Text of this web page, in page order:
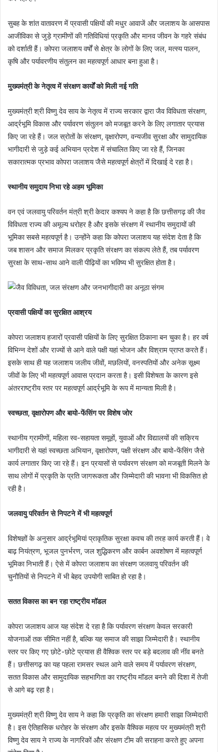
सुबह के शांत वातावरण में प्रवासी पक्षियों की मधुर आवाजें और जलाशय के आसपास
आजीविका से जुड़े ग्रामीणों की गतिविधियां प्रकृति और मानव जीवन के गहरे संबंध
को दर्शाती हैं। कोपरा जलाशय वर्षों से क्षेत्र के लोगों के लिए जल, मत्स्य पालन,
कृषि और पर्यावरणीय संतुलन का महत्वपूर्ण आधार बना हुआ है।
मुख्यमंत्री के नेतृत्व में संरक्षण कार्यों को मिली नई गति
मुख्यमंत्री श्री विष्णु देव साय के नेतृत्व में राज्य सरकार द्वारा जैव विविधता संरक्षण,
आर्द्रभूमि विकास और पर्यावरण संतुलन को मजबूत करने के लिए लगातार प्रयास
किए जा रहे हैं। जल स्रोतों के संरक्षण, वृक्षारोपण, वन्यजीव सुरक्षा और सामुदायिक
भागीदारी से जुड़े कई अभियान प्रदेश में संचालित किए जा रहे हैं, जिनका
सकारात्मक प्रभाव कोपरा जलाशय जैसे महत्वपूर्ण क्षेत्रों में दिखाई दे रहा है।
स्थानीय समुदाय निभा रहे अहम भूमिका
वन एवं जलवायु परिवर्तन मंत्री श्री केदार कश्यप ने कहा है कि छत्तीसगढ़ की जैव
विविधता राज्य की अमूल्य धरोहर है और इसके संरक्षण में स्थानीय समुदायों की
भूमिका सबसे महत्वपूर्ण है। उन्होंने कहा कि कोपरा जलाशय यह संदेश देता है कि
जब शासन और समाज मिलकर प्रकृति संरक्षण का संकल्प लेते हैं, तब पर्यावरण
सुरक्षा के साथ-साथ आने वाली पीढ़ियों का भविष्य भी सुरक्षित होता है।
प्रवासी पक्षियों का सुरक्षित आश्रय
कोपरा जलाशय हजारों प्रवासी पक्षियों के लिए सुरक्षित ठिकाना बन चुका है। हर वर्ष
विभिन्न देशों और राज्यों से आने वाले पक्षी यहां भोजन और विश्राम प्राप्त करते हैं।
इसके साथ ही यह जलाशय जलीय जीवों, मछलियों, वनस्पतियों और अनेक सूक्ष्म
जीवों के लिए भी महत्वपूर्ण आवास प्रदान करता है। इसी विशेषता के कारण इसे
अंतरराष्ट्रीय स्तर पर महत्वपूर्ण आर्द्रभूमि के रूप में मान्यता मिली है।
स्वच्छता, वृक्षारोपण और बायो-फेंसिंग पर विशेष जोर
स्थानीय ग्रामीणों, महिला स्व-सहायता समूहों, युवाओं और विद्यालयों की सक्रिय
भागीदारी से यहां स्वच्छता अभियान, वृक्षारोपण, पक्षी संरक्षण और बायो-फेंसिंग जैसे
कार्य लगातार किए जा रहे हैं। इन प्रयासों से पर्यावरण संरक्षण को मजबूती मिलने के
साथ लोगों में प्रकृति के प्रति जागरूकता और जिम्मेदारी की भावना भी विकसित हो
रही है।
जलवायु परिवर्तन से निपटने में भी महत्वपूर्ण
विशेषज्ञों के अनुसार आर्द्रभूमियां प्राकृतिक सुरक्षा कवच की तरह कार्य करती हैं। वे
बाढ़ नियंत्रण, भूजल पुनर्भरण, जल शुद्धिकरण और कार्बन अवशोषण में महत्वपूर्ण
भूमिका निभाती हैं। ऐसे में कोपरा जलाशय का संरक्षण जलवायु परिवर्तन की
चुनौतियों से निपटने में भी बेहद उपयोगी साबित हो रहा है।
सतत विकास का बन रहा राष्ट्रीय मॉडल
कोपरा जलाशय आज यह संदेश दे रहा है कि पर्यावरण संरक्षण केवल सरकारी
योजनाओं तक सीमित नहीं है, बल्कि यह समाज की साझा जिम्मेदारी है। स्थानीय
स्तर पर किए गए छोटे-छोटे प्रयास ही वैश्विक स्तर पर बड़े बदलाव की नींव बनते
हैं। छत्तीसगढ़ का यह पहला रामसर स्थल आने वाले समय में पर्यावरण संरक्षण,
सतत विकास और सामुदायिक सहभागिता का राष्ट्रीय मॉडल बनने की दिशा में तेजी
से आगे बढ़ रहा है।
मुख्यमंत्री श्री विष्णु देव साय ने कहा कि प्रकृति का संरक्षण हमारी साझा जिम्मेदारी
है। इस ऐतिहासिक धरोहर के संरक्षण और इसके वैश्विक महत्व पर मुख्यमंत्री श्री
विष्णु देव साय ने राज्य के नागरिकों और संरक्षण टीम की सराहना करते हुए अपना